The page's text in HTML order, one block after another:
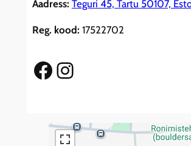
Aadress: Teguri 45, Tartu 50107,
Reg. kood: 17522702
Facebook Instagram